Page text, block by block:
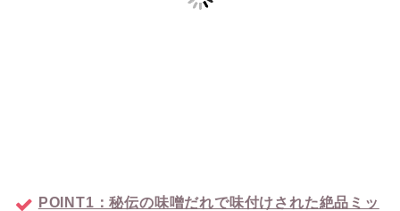
POINT1：秘伝の味噌だれで味付けされた絶品ミッ